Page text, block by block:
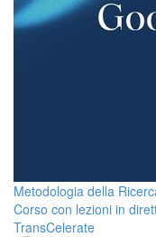
Metodologia della
Corso con lezioni in
TransCelerate